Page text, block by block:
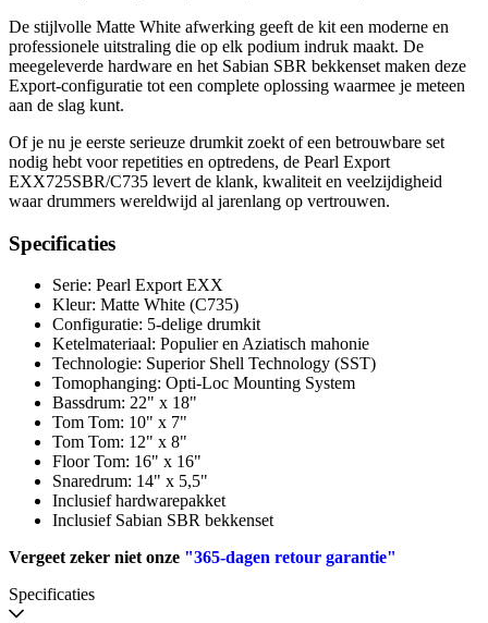
De stijlvolle Matte White afwerking geeft de kit een moderne en
professionele uitstraling die op elk podium indruk maakt. De
meegeleverde hardware en het Sabian SBR bekkenset maken deze
Export-configuratie tot een complete oplossing waarmee je meteen
aan de slag kunt.
Of je nu je eerste serieuze drumkit zoekt of een betrouwbare set
nodig hebt voor repetities en optredens, de Pearl Export
EXX725SBR/C735 levert de klank, kwaliteit en veelzijdigheid
waar drummers wereldwijd al jarenlang op vertrouwen.
Specificaties
Serie: Pearl Export EXX
Kleur: Matte White (C735)
Configuratie: 5-delige drumkit
Ketelmateriaal: Populier en Aziatisch mahonie
Technologie: Superior Shell Technology (SST)
Tomophanging: Opti-Loc Mounting System
Bassdrum: 22" x 18"
Tom Tom: 10" x 7"
Tom Tom: 12" x 8"
Floor Tom: 16" x 16"
Snaredrum: 14" x 5,5"
Inclusief hardwarepakket
Inclusief Sabian SBR bekkenset
Vergeet zeker niet onze "365-dagen retour garantie"
Specificaties